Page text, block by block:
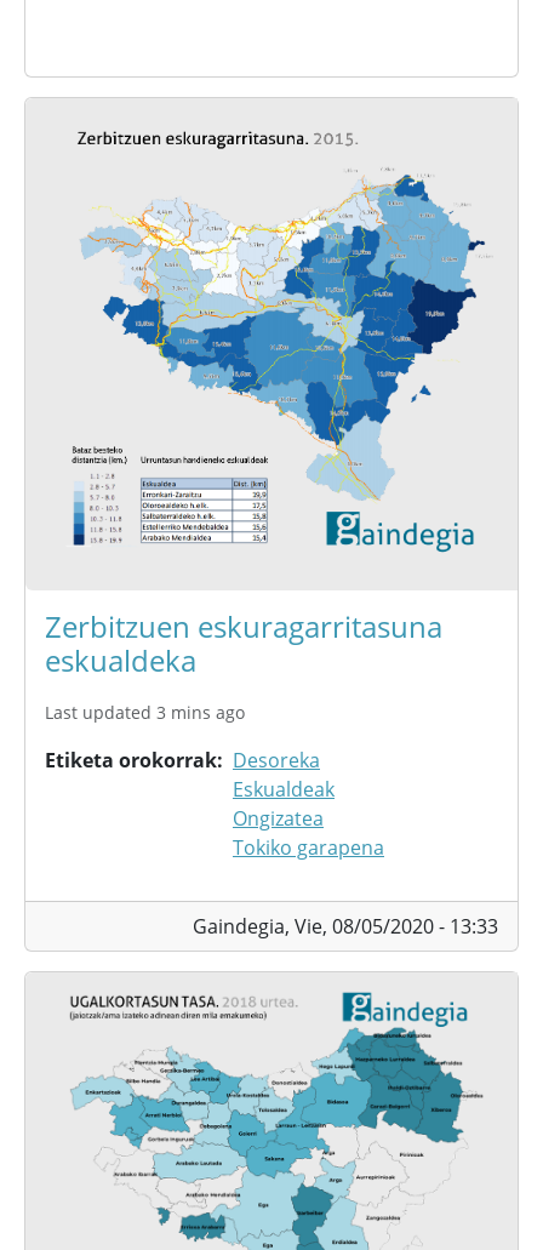
Zerbitzuen eskuragarritasuna
eskualdeka
Last updated 3 mins ago
Etiketa orokorrak
Desoreka
Eskualdeak
Ongizatea
Tokiko garapena
Gaindegia, Vie, 08/05/2020 - 13:33